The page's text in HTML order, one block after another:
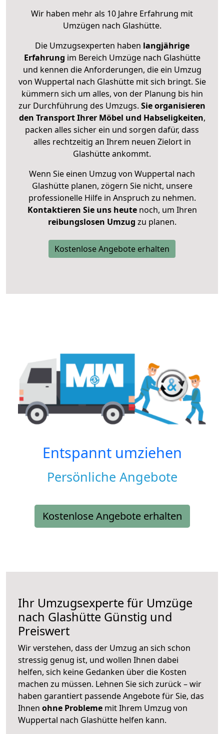
Wir haben mehr als 10 Jahre Erfahrung mit
Umzügen nach Glashütte.
Die Umzugsexperten haben langjährige
Erfahrung im Bereich Umzüge nach Glashütte
und kennen die Anforderungen, die ein Umzug
von Wuppertal nach Glashütte mit sich bringt. Sie
kümmern sich um alles, von der Planung bis hin
zur Durchführung des Umzugs. Sie organisieren
den Transport Ihrer Möbel und Habseligkeiten,
packen alles sicher ein und sorgen dafür, dass
alles rechtzeitig an Ihrem neuen Zielort in
Glashütte ankommt.
Wenn Sie einen Umzug von Wuppertal nach
Glashütte planen, zögern Sie nicht, unsere
professionelle Hilfe in Anspruch zu nehmen.
Kontaktieren Sie uns heutenoch, um Ihren
reibungslosen Umzug zu planen.
Kostenlose Angebote erhalten
Entspannt umziehen
Persönliche Angebote
Kostenlose Angebote erhalten
Ihr Umzugsexperte für Umzüge
nach Glashütte Günstig und
Preiswert
Wir verstehen, dass der Umzug an sich schon
stressig genug ist, und wollen Ihnen dabei
helfen, sich keine Gedanken über die Kosten
machen zu müssen. Lehnen Sie sich zurück – wir
haben garantiert passende Angebote für Sie, das
Ihnen ohne Probleme mit Ihrem Umzug von
Wuppertal nach Glashütte helfen kann.